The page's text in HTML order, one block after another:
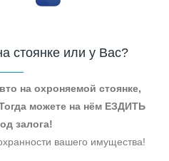
стоянке или у Вас?
на охроняемой стоянке,
можете на нём ЕЗДИТЬ
залога!
вашего имущества!